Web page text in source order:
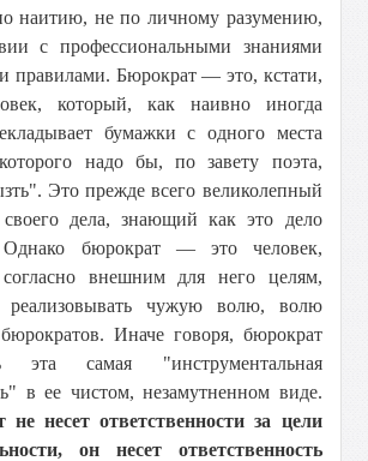
наитию, не по личному разумению,
с профессиональными знаниями
правилами. Бюрократ — это, кстати,
который, как наивно иногда
бумажки с одного места
надо бы, по завету поэта,
Это прежде всего великолепный
своего дела, знающий как это дело
Однако бюрократ — это человек,
внешним для него целям,
реализовывать чужую волю, волю
Иначе говоря, бюрократ
самая "инструментальная
в ее чистом, незамутненном виде.
не несет ответственности за цели
он несет ответственность